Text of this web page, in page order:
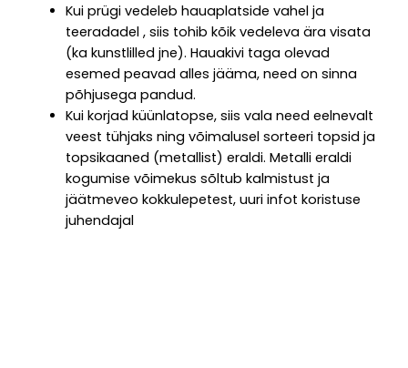
Kui prügi vedeleb hauaplatside vahel ja
teeradadel , siis tohib kõik vedeleva ära visata
(ka kunstlilled jne). Hauakivi taga olevad
esemed peavad alles jääma, need on sinna
põhjusega pandud.
Kui korjad küünlatopse, siis vala need eelnevalt
veest tühjaks ning võimalusel sorteeri topsid ja
topsikaaned (metallist) eraldi. Metalli eraldi
kogumise võimekus sõltub kalmistust ja
jäätmeveo kokkulepetest, uuri infot koristuse
juhendajal